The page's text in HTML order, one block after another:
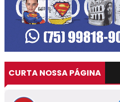
CURTA NOSSA PÁGINA